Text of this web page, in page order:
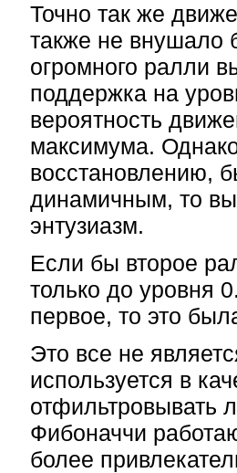
Точно так же
также не внушало
огромного ралли
поддержка на
вероятность
максимума.
восстановлению,
динамичным, то
энтузиазм.
Если бы второе
только до уровня
первое, то это
Это все не
используется в
отфильтровывать
Фибоначчи
более